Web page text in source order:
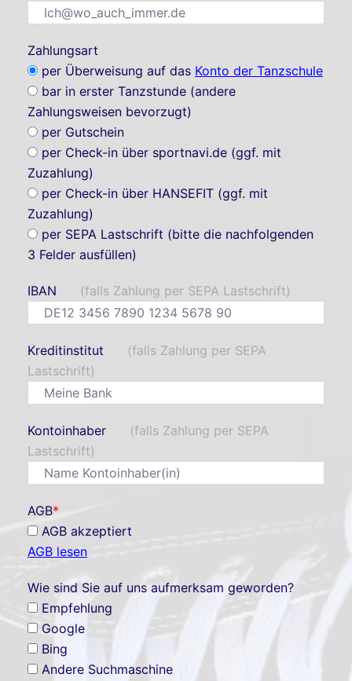
Zahlungsart
per Überweisung auf das Konto der Tanzschule
bar in erster Tanzstunde (andere
Zahlungsweisen bevorzugt)
per Gutschein
per Check-in über sportnavi.de (ggf. mit
Zuzahlung)
per Check-in über HANSEFIT (ggf. mit
Zuzahlung)
per SEPA Lastschrift (bitte die nachfolgenden
3 Felder ausfüllen)
IBAN (falls Zahlung per SEPA Lastschrift)
Kreditinstitut (falls Zahlung per SEPA
Lastschrift)
Kontoinhaber (falls Zahlung per SEPA
Lastschrift)
AGB*
AGB akzeptiert
AGB lesen
Wie sind Sie auf uns aufmerksam geworden?
Empfehlung
Google
Bing
Andere Suchmaschine